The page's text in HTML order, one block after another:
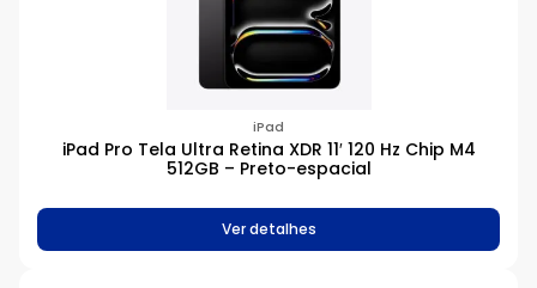
iPad
iPad Pro Tela Ultra Retina XDR 11′ 120 Hz Chip M4
512GB – Preto-espacial
Ver detalhes